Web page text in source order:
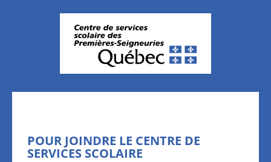
POUR JOINDRE LE CENTRE DE
SERVICES SCOLAIRE